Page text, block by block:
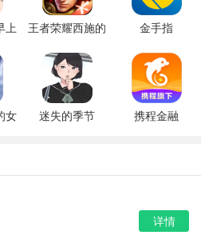
上
王者荣耀西施的
金手指
女
迷失的季节
携程金融
详情